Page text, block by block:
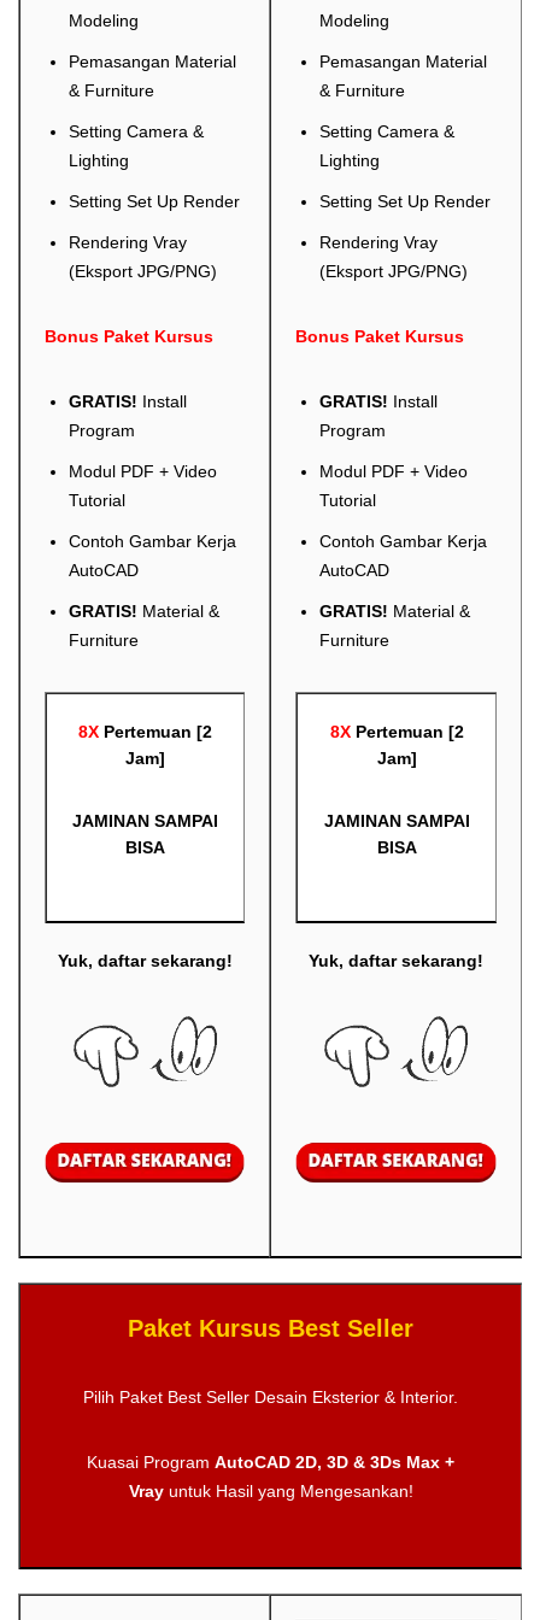
Modeling
Pemasangan Material
& Furniture
Setting Camera &
Lighting
Setting Set Up Render
Rendering Vray
(Eksport JPG/PNG)
Bonus Paket Kursus
GRATIS! Install
Program
Modul PDF + Video
Tutorial
Contoh Gambar Kerja
AutoCAD
GRATIS! Material &
Furniture
8X Pertemuan [2
Jam]
JAMINAN SAMPAI
BISA
Yuk, daftar sekarang!
Modeling
Pemasangan Material
& Furniture
Setting Camera &
Lighting
Setting Set Up Render
Rendering Vray
(Eksport JPG/PNG)
Bonus Paket Kursus
GRATIS! Install
Program
Modul PDF + Video
Tutorial
Contoh Gambar Kerja
AutoCAD
GRATIS! Material &
Furniture
8X Pertemuan [2
Jam]
JAMINAN SAMPAI
BISA
Yuk, daftar sekarang!
Paket Kursus Best Seller
Pilih Paket Best Seller Desain Eksterior & Interior.
Kuasai Program AutoCAD 2D, 3D & 3Ds Max +
Vrayuntuk Hasil yang Mengesankan!